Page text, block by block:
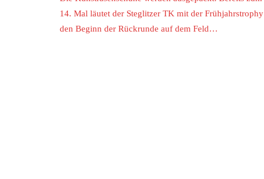
14. Mal läutet der Steglitzer TK mit der Frühjahrstrophy
den Beginn der Rückrunde auf dem Feld…